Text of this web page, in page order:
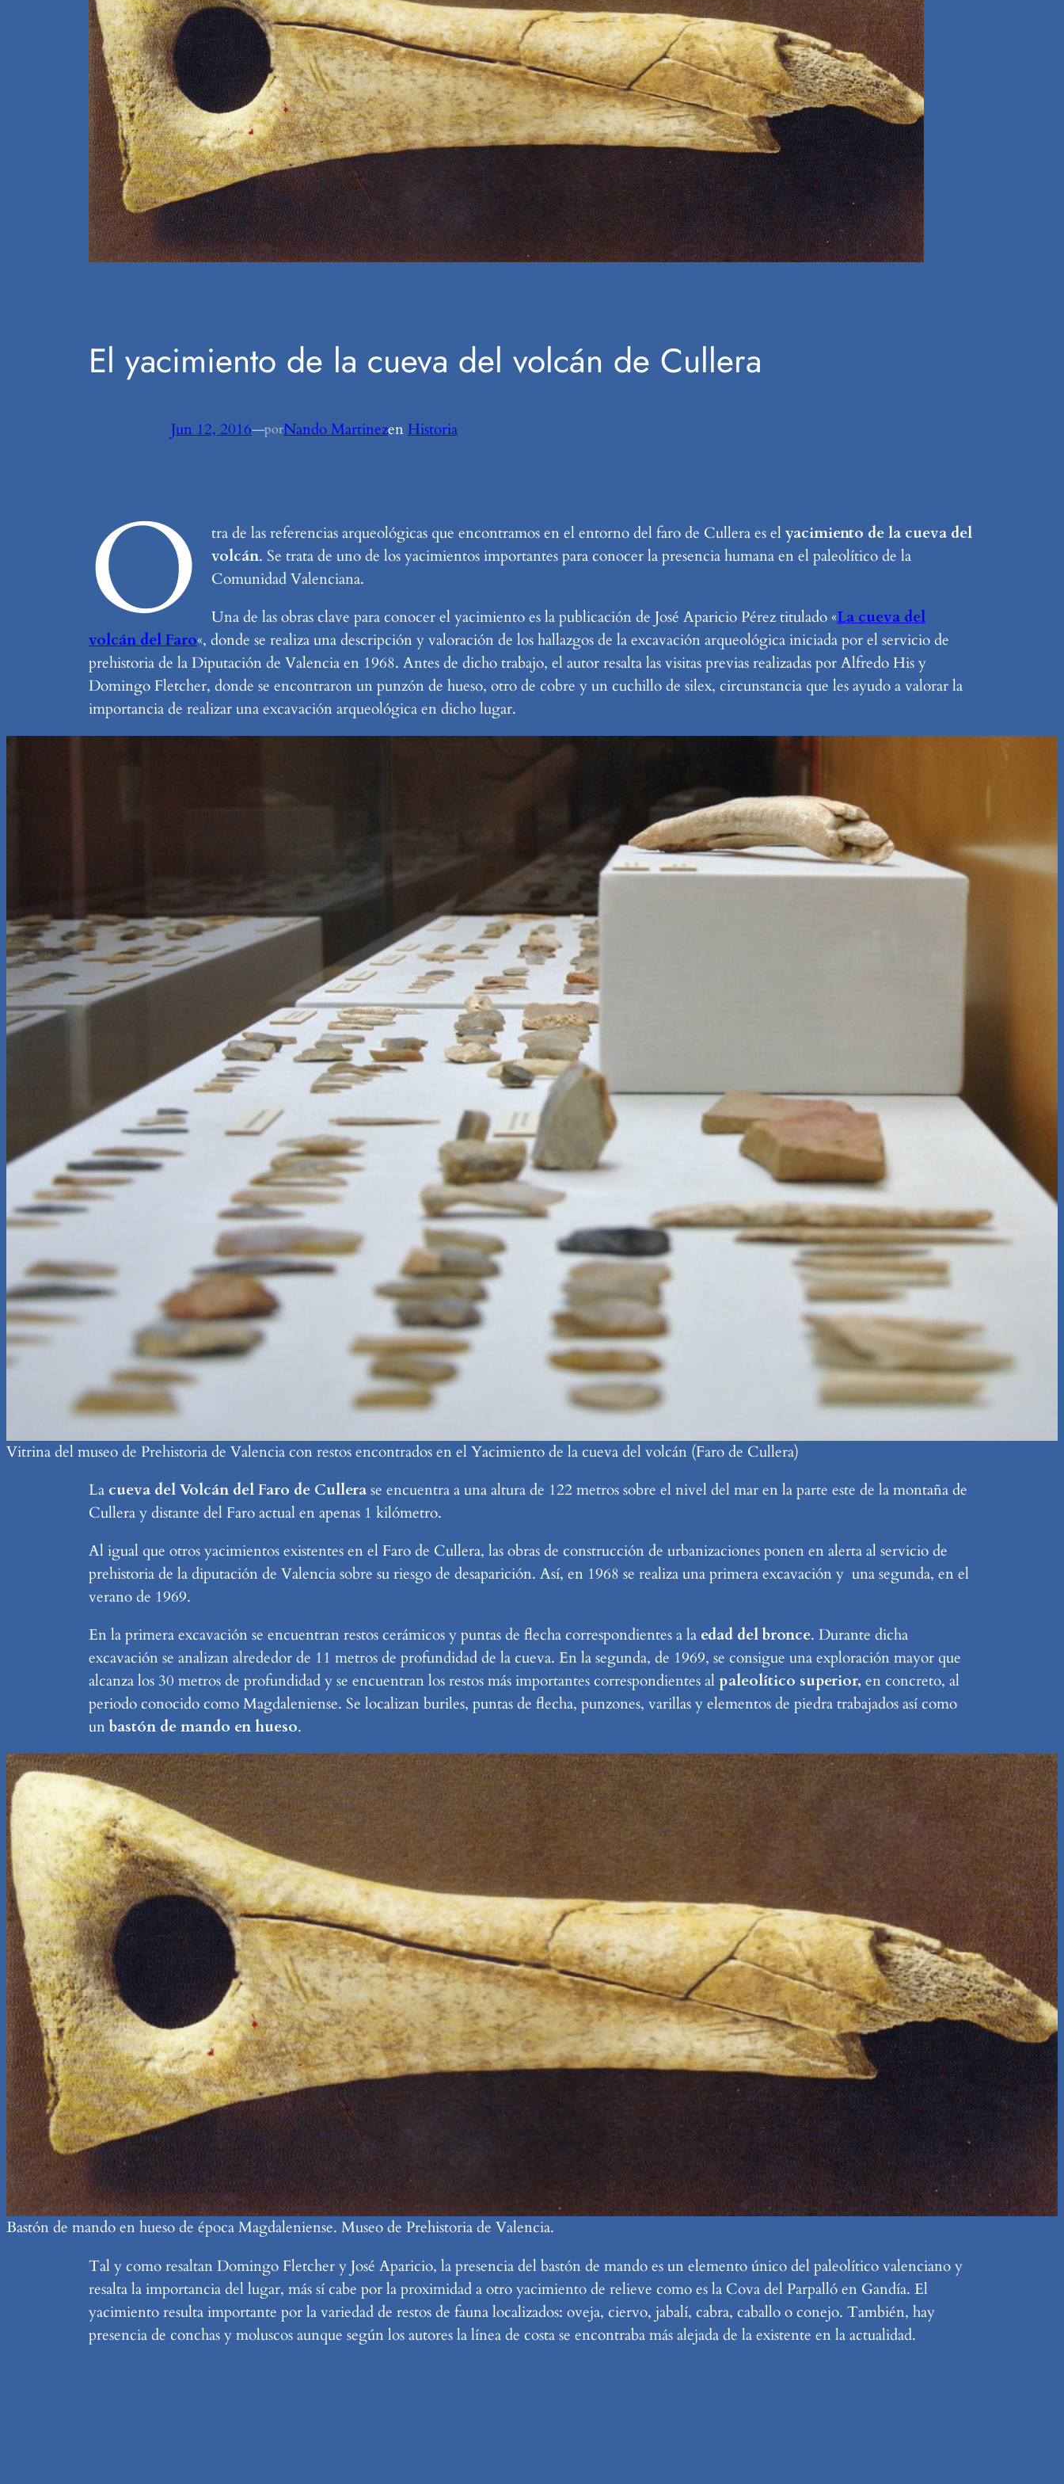
El yacimiento de la cueva del volcán de Cullera
Jun 12, 2016—porNando Martinezen Historia
O tra de las referencias arqueológicas que encontramos en el entorno del faro de Cullera es elyacimiento de la cueva del
volcán. Se trata de uno de los yacimientos importantes para conocer la presencia humana en el paleolítico de la
Comunidad Valenciana.
Una de las obras clave para conocer el yacimiento es la publicación de José Aparicio Pérez titulado «La cueva del
volcán del Faro«, donde se realiza una descripción y valoración de los hallazgos de la excavación arqueológica iniciada por el servicio de
prehistoria de la Diputación de Valencia en 1968. Antes de dicho trabajo, el autor resalta las visitas previas realizadas por Alfredo His y
Domingo Fletcher, donde se encontraron un punzón de hueso, otro de cobre y un cuchillo de silex, circunstancia que les ayudo a valorar la
importancia de realizar una excavación arqueológica en dicho lugar.
Vitrina del museo de Prehistoria de Valencia con restos encontrados en el Yacimiento de la cueva del volcán (Faro de Cullera)
La cueva del Volcán del Faro de Cullerase encuentra a una altura de 122 metros sobre el nivel del mar en la parte este de la montaña de
Cullera y distante del Faro actual en apenas 1 kilómetro.
Al igual que otros yacimientos existentes en el Faro de Cullera, las obras de construcción de urbanizaciones ponen en alerta al servicio de
prehistoria de la diputación de Valencia sobre su riesgo de desaparición. Así, en 1968 se realiza una primera excavación y una segunda, en el
verano de 1969.
En la primera excavación se encuentran restos cerámicos y puntas de flecha correspondientes a la edad del bronce. Durante dicha
excavación se analizan alrededor de 11 metros de profundidad de la cueva. En la segunda, de 1969, se consigue una exploración mayor que
alcanza los 30 metros de profundidad y se encuentran los restos más importantes correspondientes alpaleolítico superior, en concreto, al
periodo conocido como Magdaleniense. Se localizan buriles, puntas de flecha, punzones, varillas y elementos de piedra trabajados así como
unbastón de mando en hueso.
Bastón de mando en hueso de época Magdaleniense. Museo de Prehistoria de Valencia.
Tal y como resaltan Domingo Fletcher y José Aparicio, la presencia del bastón de mando es un elemento único del paleolítico valenciano y
resalta la importancia del lugar, más sí cabe por la proximidad a otro yacimiento de relieve como es la Cova del Parpalló en Gandía. El
yacimiento resulta importante por la variedad de restos de fauna localizados: oveja, ciervo, jabalí, cabra, caballo o conejo. También, hay
presencia de conchas y moluscos aunque según los autores la línea de costa se encontraba más alejada de la existente en la actualidad.